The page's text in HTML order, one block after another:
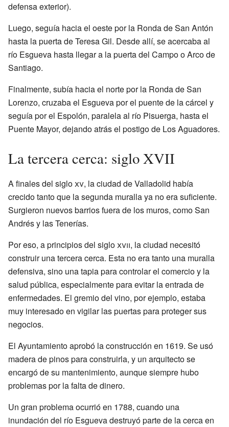
defensa exterior).
Luego, seguía hacia el oeste por la Ronda de San Antón
hasta la puerta de Teresa Gil. Desde allí, se acercaba al
río Esgueva hasta llegar a la puerta del Campo o Arco de
Santiago.
Finalmente, subía hacia el norte por la Ronda de San
Lorenzo, cruzaba el Esgueva por el puente de la cárcel y
seguía por el Espolón, paralela al río Pisuerga, hasta el
Puente Mayor, dejando atrás el postigo de Los Aguadores.
La tercera cerca: siglo XVII
A finales del sigloxv, la ciudad de Valladolid había
crecido tanto que la segunda muralla ya no era suficiente.
Surgieron nuevos barrios fuera de los muros, como San
Andrés y las Tenerías.
Por eso, a principios del sigloxvii, la ciudad necesitó
construir una tercera cerca. Esta no era tanto una muralla
defensiva, sino una tapia para controlar el comercio y la
salud pública, especialmente para evitar la entrada de
enfermedades. El gremio del vino, por ejemplo, estaba
muy interesado en vigilar las puertas para proteger sus
negocios.
El Ayuntamiento aprobó la construcción en 1619. Se usó
madera de pinos para construirla, y un arquitecto se
encargó de su mantenimiento, aunque siempre hubo
problemas por la falta de dinero.
Un gran problema ocurrió en 1788, cuando una
inundación del río Esgueva destruyó parte de la cerca en